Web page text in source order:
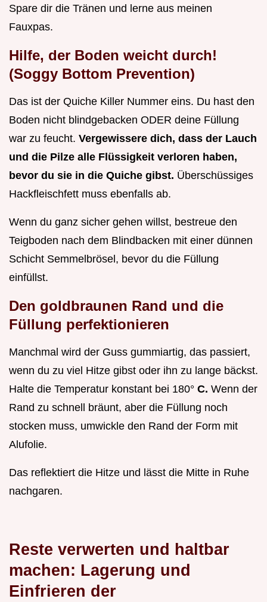
Spare dir die Tränen und lerne aus meinen
Fauxpas.
Hilfe, der Boden weicht durch!
(Soggy Bottom Prevention)
Das ist der Quiche Killer Nummer eins. Du hast den
Boden nicht blindgebacken ODER deine Füllung
war zu feucht. Vergewissere dich, dass der Lauch
und die Pilze alle Flüssigkeit verloren haben,
bevor du sie in die Quiche gibst. Überschüssiges
Hackfleischfett muss ebenfalls ab.
Wenn du ganz sicher gehen willst, bestreue den
Teigboden nach dem Blindbacken mit einer dünnen
Schicht Semmelbrösel, bevor du die Füllung
einfüllst.
Den goldbraunen Rand und die
Füllung perfektionieren
Manchmal wird der Guss gummiartig, das passiert,
wenn du zu viel Hitze gibst oder ihn zu lange bäckst.
Halte die Temperatur konstant bei 180° C. Wenn der
Rand zu schnell bräunt, aber die Füllung noch
stocken muss, umwickle den Rand der Form mit
Alufolie.
Das reflektiert die Hitze und lässt die Mitte in Ruhe
nachgaren.
Reste verwerten und haltbar
machen: Lagerung und
Einfrieren der